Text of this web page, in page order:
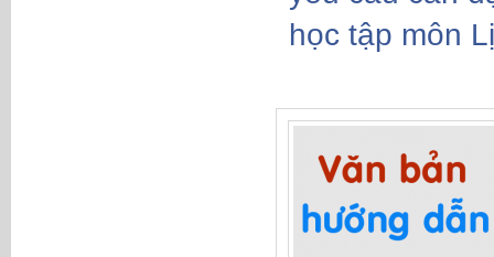
học tập môn